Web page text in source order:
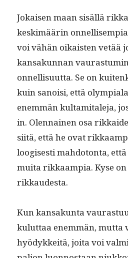
Jokaisen maan sisäl­lä
keskimäärin
voi vähän oikaisten vetää
kansakun­nan
onnel­lisu­ut­ta. Se on
kuin sanoisi, että
enem­män kul­tami­tale­ja,
in. Olen­nainen osa
siitä, että he ovat
loogis­es­ti mah­do­ton­ta,
mui­ta rikkaampia. Kyse
rikkaudesta.
Kun kansakun­ta
kulut­taa enem­män, mut­ta
hyödykkeitä, joi­ta voi